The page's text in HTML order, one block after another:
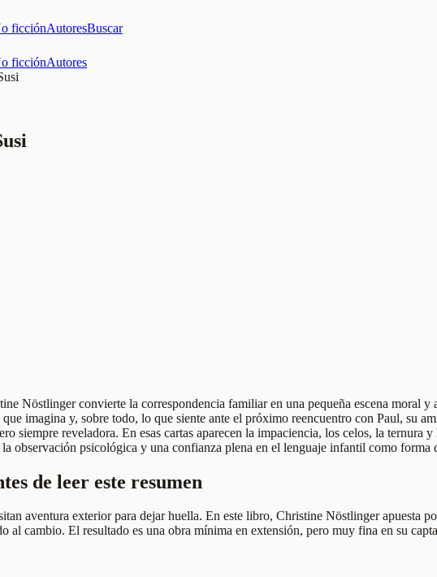
ficciónAutoresBuscar
ficciónAutores
Nöstlinger convierte la correspondencia familiar en una pequeña escena moral
imagina y, sobre todo, lo que siente ante el próximo reencuentro con Paul, su
siempre reveladora. En esas cartas aparecen la impaciencia, los celos, la
observación psicológica y una confianza plena en el lenguaje infantil como forma
de leer este resumen
aventura exterior para dejar huella. En este libro, Christine Nöstlinger apuesta
al cambio. El resultado es una obra mínima en extensión, pero muy fina en su